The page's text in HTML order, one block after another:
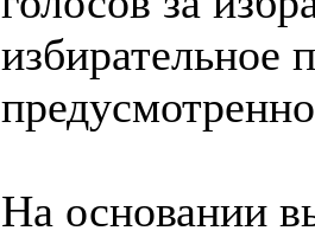
избирательное
На основании